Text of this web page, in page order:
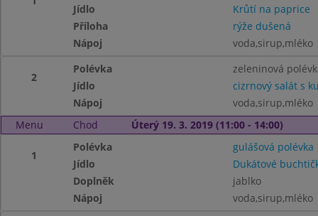
Jídlo
Krůtí na paprice
Příloha
rýže dušená
Nápoj
voda,sirup,mléko
2
Polévka
zeleninová
Jídlo
cizrnový salát s
Nápoj
voda,sirup,mléko
Menu
Chod Úterý 19. 3. 2019 (11:00 - 14:00)
1
Polévka
gulášová polévka
Jídlo
Dukátové
Doplněk
jablko
Nápoj
voda,sirup,mléko